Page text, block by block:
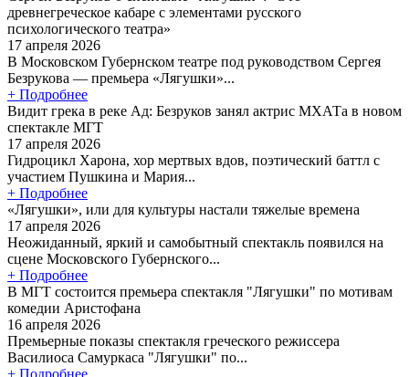
древнегреческое кабаре с элементами русского
психологического театра»
17 апреля 2026
В Московском Губернском театре под руководством Сергея
Безрукова — премьера «Лягушки»...
+ Подробнее
Видит грека в реке Ад: Безруков занял актрис МХАТа в новом
спектакле МГТ
17 апреля 2026
Гидроцикл Харона, хор мертвых вдов, поэтический баттл с
участием Пушкина и Мария...
+ Подробнее
«Лягушки», или для культуры настали тяжелые времена
17 апреля 2026
Неожиданный, яркий и самобытный спектакль появился на
сцене Московского Губернского...
+ Подробнее
В МГТ состоится премьера спектакля "Лягушки" по мотивам
комедии Аристофана
16 апреля 2026
Премьерные показы спектакля греческого режиссера
Василиоса Самуркаса "Лягушки" по...
+ Подробнее